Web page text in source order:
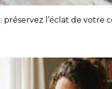
l’éclat de votre